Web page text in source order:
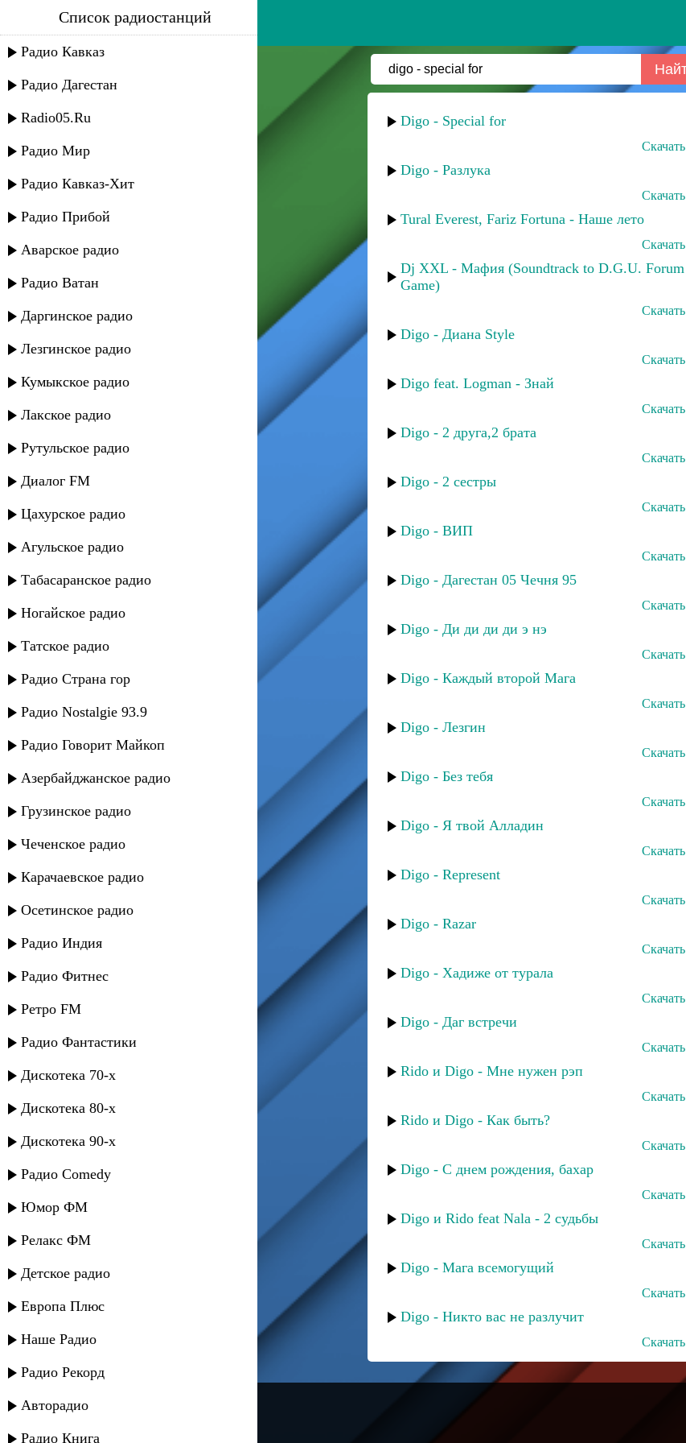
digo - special for
Список радиостанций
Радио Кавказ
Радио Дагестан
Radio05.Ru
Радио Мир
Радио Кавказ-Хит
Радио Прибой
Аварское радио
Радио Ватан
Даргинское радио
Лезгинское радио
Кумыкское радио
Лакское радио
Рутульское радио
Диалог FM
Цахурское радио
Агульское радио
Табасаранское радио
Ногайское радио
Татское радио
Радио Страна гор
Радио Nostalgie 93.9
Радио Говорит Майкоп
Азербайджанское радио
Грузинское радио
Чеченское радио
Карачаевское радио
Осетинское радио
Радио Индия
Радио Фитнес
Ретро FM
Радио Фантастики
Дискотека 70-х
Дискотека 80-х
Дискотека 90-х
Радио Comedy
Юмор ФМ
Релакс ФМ
Детское радио
Европа Плюс
Наше Радио
Радио Рекорд
Авторадио
Радио Книга
Digo - Special for
Скачать
Digo - Разлука
Скачать
Tural Everest, Fariz Fortuna - Наше лето
Скачать
Dj XXL - Мафия (Soundtrack to D.G.U. Forum
Game)
Скачать
Digo - Диана Style
Скачать
Digo feat. Logman - Знай
Скачать
Digo - 2 друга,2 брата
Скачать
Digo - 2 сестры
Скачать
Digo - ВИП
Скачать
Digo - Дагестан 05 Чечня 95
Скачать
Digo - Ди ди ди ди э нэ
Скачать
Digo - Каждый второй Мага
Скачать
Digo - Лезгин
Скачать
Digo - Без тебя
Скачать
Digo - Я твой Алладин
Скачать
Digo - Represent
Скачать
Digo - Razar
Скачать
Digo - Хадиже от турала
Скачать
Digo - Даг встречи
Скачать
Rido и Digo - Мне нужен рэп
Скачать
Rido и Digo - Как быть?
Скачать
Digo - С днем рождения, бахар
Скачать
Digo и Rido feat Nala - 2 судьбы
Скачать
Digo - Мага всемогущий
Скачать
Digo - Никто вас не разлучит
Скачать
---
Русское радио